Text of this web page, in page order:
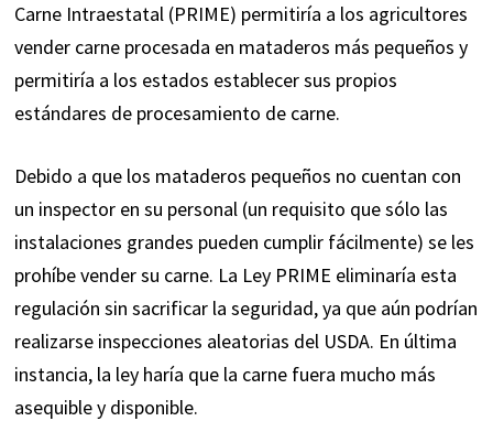
Carne Intraestatal (PRIME) permitiría a los agricultores
vender carne procesada en mataderos más pequeños y
permitiría a los estados establecer sus propios
estándares de procesamiento de carne.
Debido a que los mataderos pequeños no cuentan con
un inspector en su personal (un requisito que sólo las
instalaciones grandes pueden cumplir fácilmente) se les
prohíbe vender su carne. La Ley PRIME eliminaría esta
regulación sin sacrificar la seguridad, ya que aún podrían
realizarse inspecciones aleatorias del USDA. En última
instancia, la ley haría que la carne fuera mucho más
asequible y disponible.